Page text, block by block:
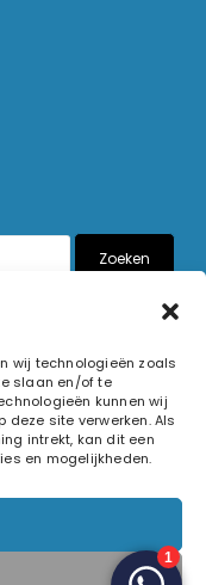
wij technologieën zoals
slaan en/of te
kunnen wij
site verwerken. Als
intrekt, kan dit een
en mogelijkheden.
Zoeken
voorbehouden.